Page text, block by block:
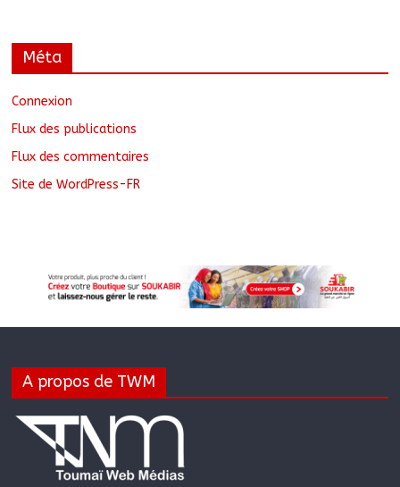
Méta
Connexion
Flux des publications
Flux des commentaires
Site de WordPress-FR
A propos de TWM